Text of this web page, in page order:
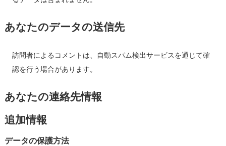
あなたのデータの送信先
訪問者によるコメントは、自動スパム検出サービスを通じて確
認を行う場合があります。
あなたの連絡先情報
追加情報
データの保護方法